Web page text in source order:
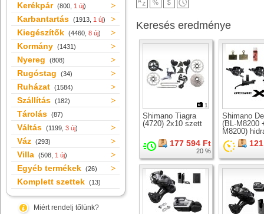
Kerékpár (800, 1 új)
Karbantartás (1913, 1 új)
Kiegészítők (4460, 8 új)
Kormány (1431)
Nyereg (808)
Rugóstag (34)
Ruházat (1584)
Szállítás (182)
Tárolás (87)
Váltás (1199, 3 új)
Váz (293)
Villa (508, 1 új)
Egyéb termékek (26)
Komplett szettek (13)
Miért rendelj tőlünk?
Keresés eredménye
1
Shimano Tiagra
(4720) 2x10 szett
177 594 Ft
20 %
Shimano
(BL-M8200
M8200)
tárcsafék